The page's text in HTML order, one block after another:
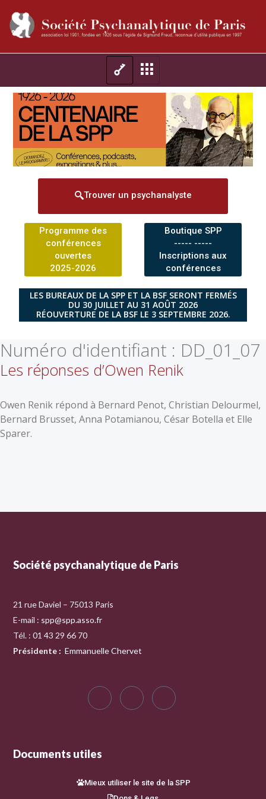
Trouver un psychanalyste
Programme des
conférences
ouvertes
2025-2026
Boutique SPP
----- -----
Inscriptions aux
conférences
LES BUREAUX DE LA SPP ET LA BSF SERONT FERMÉS
DU 30 JUILLET AU 31 AOÛT 2026
RÉOUVERTURE DE LA BSF LE 3 SEPTEMBRE 2026.
Numéro d'identifiant : DD_01_07
Les réponses d’Owen Renik
Owen Renik répond à Bernard Penot, Christian Delourmel,
Bernard Brusset, Anna Potamianou, César Botella et Elle
Sparer.
Société psychanalytique de Paris
21 rue Daviel – 75013 Paris
E-mail : spp@spp.asso.fr
Tél. : 01 43 29 66 70
Présidente : Emmanuelle Chervet
Documents utiles
Mieux utiliser le site de la SPP